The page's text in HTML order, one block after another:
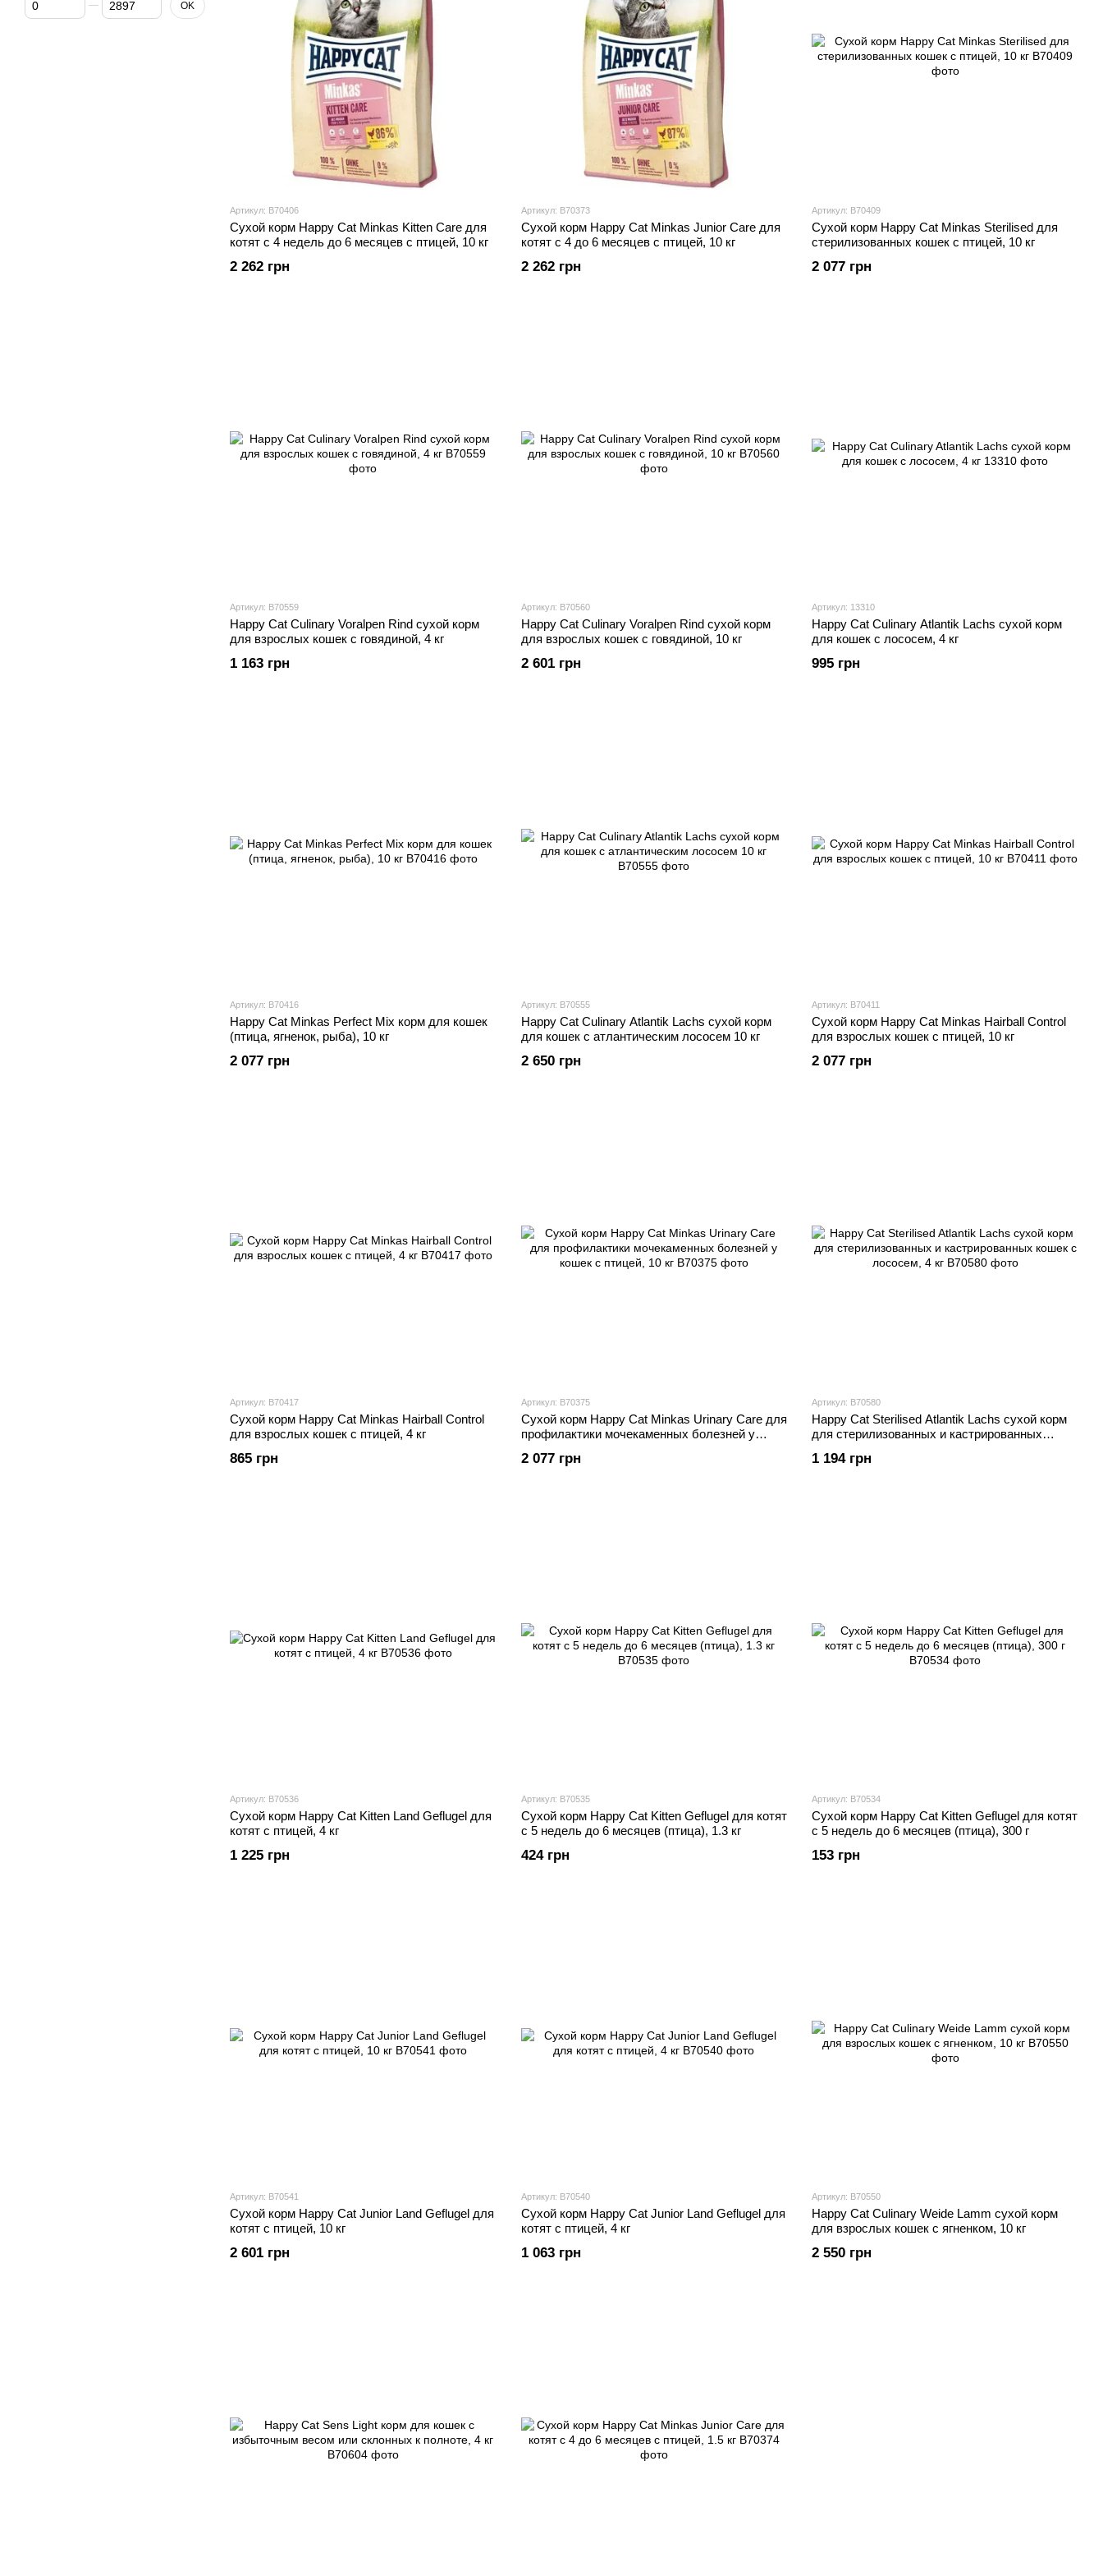
Артикул: В70406
Сухой корм Happy Cat Minkas Kitten Care для
котят с 4 недель до 6 месяцев с птицей, 10 кг
2 262 грн
Артикул: В70373
Сухой корм Happy Cat Minkas Junior Care для
котят с 4 до 6 месяцев с птицей, 10 кг
2 262 грн
Артикул: В70409
Сухой корм Happy Cat Minkas Sterilised для
стерилизованных кошек с птицей, 10 кг
2 077 грн
Артикул: В70559
Happy Cat Culinary Voralpen Rind сухой корм
для взрослых кошек с говядиной, 4 кг
1 163 грн
Артикул: В70560
Happy Cat Culinary Voralpen Rind сухой корм
для взрослых кошек с говядиной, 10 кг
2 601 грн
Артикул: 13310
Happy Cat Culinary Atlantik Lachs сухой корм
для кошек с лососем, 4 кг
995 грн
Артикул: В70416
Happy Cat Minkas Perfect Mix корм для кошек
(птица, ягненок, рыба), 10 кг
2 077 грн
Артикул: В70555
Happy Cat Culinary Atlantik Lachs сухой корм
для кошек с атлантическим лососем 10 кг
2 650 грн
Артикул: В70411
Сухой корм Happy Cat Minkas Hairball Control
для взрослых кошек с птицей, 10 кг
2 077 грн
Артикул: В70417
Сухой корм Happy Cat Minkas Hairball Control
для взрослых кошек с птицей, 4 кг
865 грн
Артикул: В70375
Сухой корм Happy Cat Minkas Urinary Care для
профилактики мочекаменных болезней у
2 077 грн
Артикул: В70580
Happy Cat Sterilised Atlantik Lachs сухой корм
для стерилизованных и кастрированных
1 194 грн
Артикул: В70536
Сухой корм Happy Cat Kitten Land Geflugel для
котят с птицей, 4 кг
1 225 грн
Артикул: В70535
Сухой корм Happy Cat Kitten Geflugel для котят
с 5 недель до 6 месяцев (птица), 1.3 кг
424 грн
Артикул: В70534
Сухой корм Happy Cat Kitten Geflugel для котят
с 5 недель до 6 месяцев (птица), 300 г
153 грн
Артикул: В70541
Сухой корм Happy Cat Junior Land Geflugel для
котят с птицей, 10 кг
2 601 грн
Артикул: В70540
Сухой корм Happy Cat Junior Land Geflugel для
котят с птицей, 4 кг
1 063 грн
Артикул: В70550
Happy Cat Culinary Weide Lamm сухой корм
для взрослых кошек с ягненком, 10 кг
2 550 грн
OK